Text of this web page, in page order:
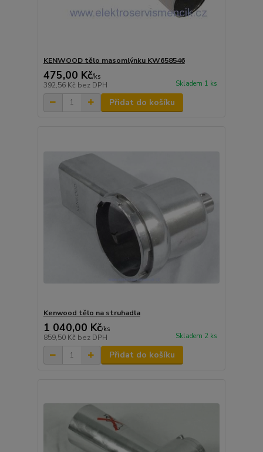
KENWOOD tělo masomlýnku KW658546
475,00 Kč/ks
392,56 Kč bez DPH Skladem 1 ks
Přidat do košíku
Kenwood tělo na struhadla
1 040,00 Kč/ks
859,50 Kč bez DPH Skladem 2 ks
Přidat do košíku